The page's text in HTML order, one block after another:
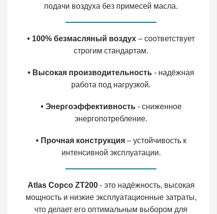
подачи воздуха без примесей масла.
• 100% безмасляный воздух – соответствует
строгим стандартам.
• Высокая производительность - надёжная
работа под нагрузкой.
• Энергоэффективность- сниженное
энергопотребление.
• Прочная конструкция – устойчивость к
интенсивной эксплуатации.
Atlas Copco ZT200- это надёжность, высокая
мощность и низкие эксплуатационные затраты,
что делает его оптимальным выбором для